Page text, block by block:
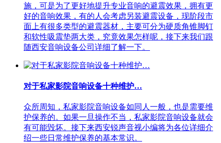
施，可是为了更好地提升专业音响的避震效果，拥有更
好的音响效果，有的人会考虑另装避震设备，现阶段市
面上有很多类型的避震器材，主要可分为硬质角锥脚钉
和软性吸震垫两大类，究竟效果怎样呢，接下来我们跟
随西安音响设备公司详细了解一下。
对于私家影院音响设备十种维护…
众所周知，私家影院音响设备如同人一般，也是需要维
护保养的。如果一旦操作不当，私家影院音响设备就会
有可能毁坏。接下来西安锐声音视小编将为各位详细介
绍一些日常维护保养的基本常识。